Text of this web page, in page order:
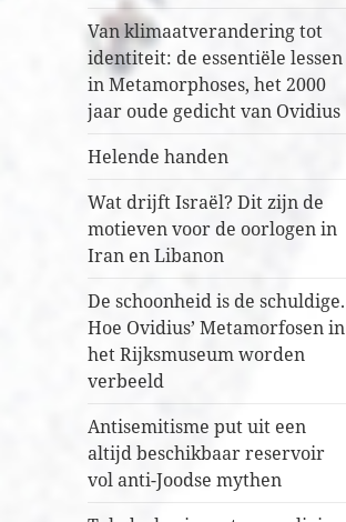
Van klimaatverandering tot
identiteit: de essentiële lessen
in Metamorphoses, het 2000
jaar oude gedicht van Ovidius
Helende handen
Wat drijft Israël? Dit zijn de
motieven voor de oorlogen in
Iran en Libanon
De schoonheid is de schuldige.
Hoe Ovidius’ Metamorfosen in
het Rijksmuseum worden
verbeeld
Antisemitisme put uit een
altijd beschikbaar reservoir
vol anti-Joodse mythen